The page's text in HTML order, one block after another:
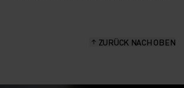
ZURÜCK NACH OBEN